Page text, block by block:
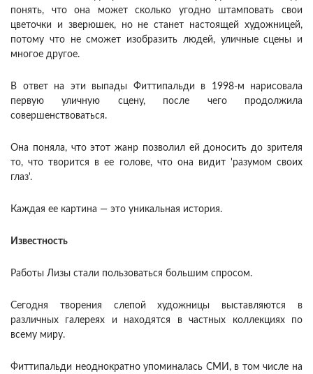
понять, что она может сколько угодно штамповать свои
цветочки и зверюшек, но не станет настоящей художницей,
потому что не сможет изобразить людей, уличные сцены и
многое другое.
В ответ на эти выпады Фиттипальди в 1998-м нарисовала
первую уличную сцену, после чего продолжила
совершенствоваться.
Она поняла, что этот жанр позволил ей доносить до зрителя
то, что творится в ее голове, что она видит 'разумом своих
глаз'.
Каждая ее картина — это уникальная история.
Известность
Работы Лизы стали пользоваться большим спросом.
Сегодня творения слепой художницы выставляются в
различных галереях и находятся в частных коллекциях по
всему миру.
Фиттипальди неоднократно упоминалась СМИ, в том числе на